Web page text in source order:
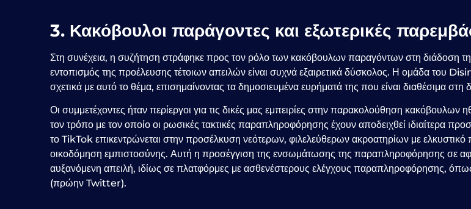
3. Κακόβουλοι παράγοντες και εξωτερικές
Στη συνέχεια, η συζήτηση στράφηκε προς τον ρόλο των κακόβουλων παραγόντων στη
εντοπισμός της προέλευσης τέτοιων απειλών είναι συχνά εξαιρετικά δύσκολος. Η ομάδα του
σχετικά με αυτό το θέμα, επισημαίνοντας τα δημοσιευμένα ευρήματά της που είναι διαθέσιμα στη
Οι συμμετέχοντες ήταν περίεργοι για τις δικές μας εμπειρίες στην παρακολούθηση
τον τρόπο με τον οποίο οι ρωσικές τακτικές παραπληροφόρησης έχουν αποδειχθεί ιδιαίτερα
το TikTok επικεντρώνεται στην προσέλκυση νεότερων, φιλελεύθερων ακροατηρίων με
οικοδόμηση εμπιστοσύνης. Αυτή η προσέγγιση της ενσωμάτωσης της παραπληροφόρησης σε
αυξανόμενη απειλή, ιδίως σε πλατφόρμες με ασθενέστερους ελέγχους παραπληροφόρησης,
(πρώην Twitter).